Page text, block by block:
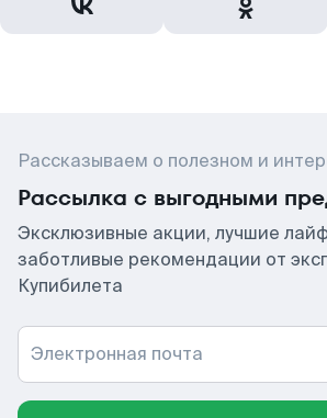
Рассказываем о полезном и
Рассылка с выгодными
Эксклюзивные акции, лучшие
заботливые рекомендации от
Купибилета
Электронная почта